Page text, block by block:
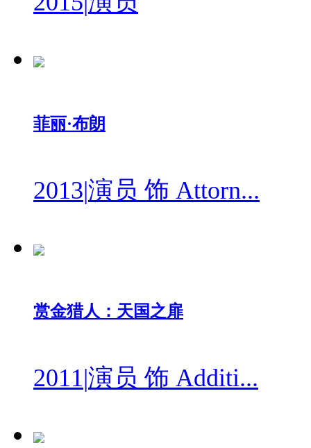
菲丽·布朗
2013|演员 饰 Attorn...
赏金猎人：天国之扉
2011|演员 饰 Additi...